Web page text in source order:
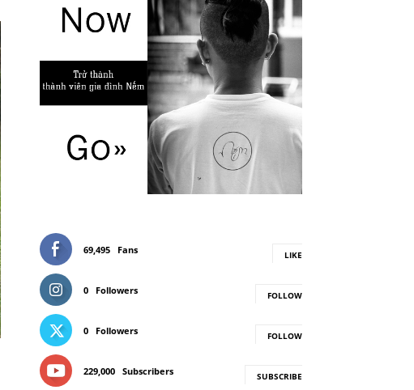
69,495 Fans LIKE
0 Followers FOLLOW
0 Followers FOLLOW
229,000 Subscribers SUBSCRIBE